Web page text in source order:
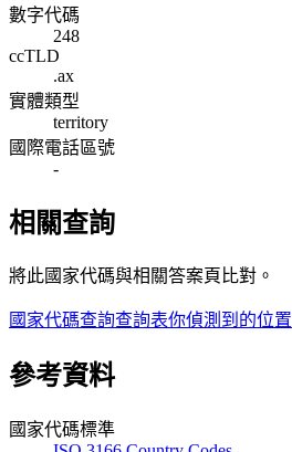
數字代碼
248
ccTLD
.ax
實體類型
territory
國際電話區號
-
相關查詢
將此國家代碼與相關答案頁比對。
國家代碼查詢查詢表你偵測到的位置
參考資料
國家代碼標準